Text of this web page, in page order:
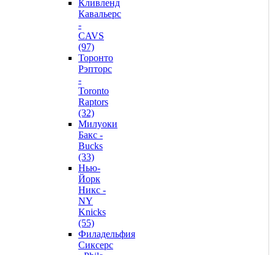
Кливленд
Кавальерс
-
CAVS
(97)
Торонто
Рэпторс
-
Toronto
Raptors
(32)
Милуоки
Бакс -
Bucks
(33)
Нью-
Йорк
Никс -
NY
Knicks
(55)
Филадельфия
Сиксерс